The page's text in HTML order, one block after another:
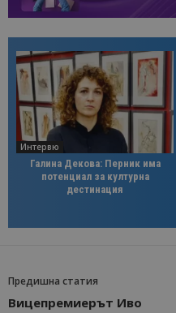
Интервю
Галина Декова: Перник има
потенциал за културна
дестинация
Предишна статия
Вицепремиерът Иво